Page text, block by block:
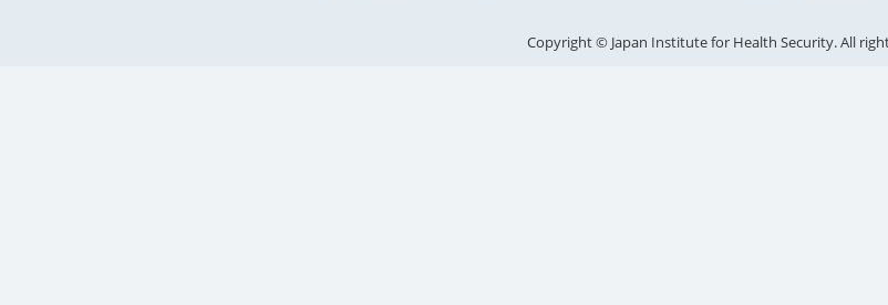
Copyright © Japan Institute for Health Security. All